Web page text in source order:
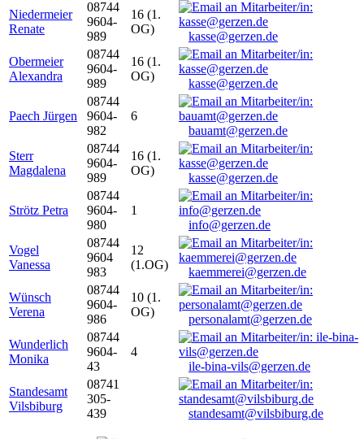
Niedermeier
Renate
08744
9604-
989
16 (1.
OG)
kasse@gerzen.de
Obermeier
Alexandra
08744
9604-
989
16 (1.
OG)
kasse@gerzen.de
Paech Jürgen
08744
9604-
982
6
bauamt@gerzen.de
Sterr
Magdalena
08744
9604-
989
16 (1.
OG)
kasse@gerzen.de
Strötz Petra
08744
9604-
980
1
info@gerzen.de
Vogel
Vanessa
08744
9604
983
12
(1.OG)
kaemmerei@gerzen.de
Wünsch
Verena
08744
9604-
986
10 (1.
OG)
personalamt@gerzen.de
Wunderlich
Monika
08744
9604-
43
4
ile-bina-vils@gerzen.de
Standesamt
Vilsbiburg
08741
305-
439
standesamt@vilsbiburg.de